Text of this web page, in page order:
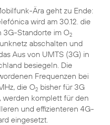
Ära geht zu Ende:
wird am 30.12. die
3G-Standorte im O2
abschalten und
Aus von UMTS (3G) in
besiegeln. Die
Frequenzen bei
die O2bisher für 3G
werden komplett für den
und effizienteren 4G-
eingesetzt.